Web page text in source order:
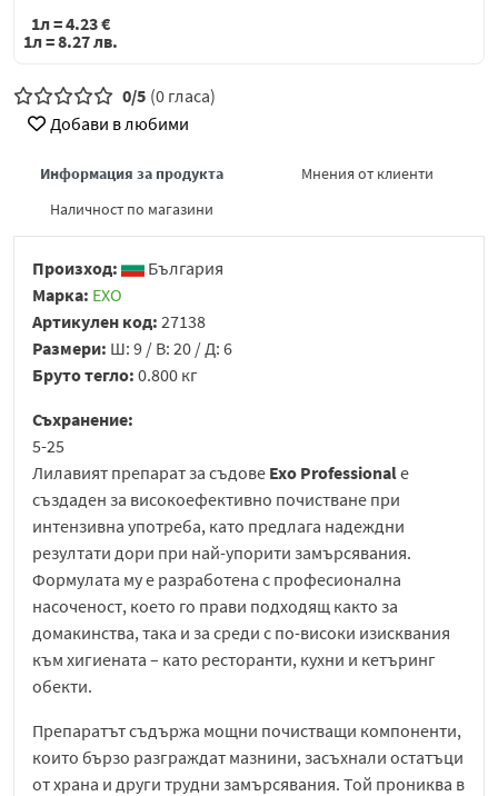
1л =4.23€
1л =8.27лв.
0/5 (0 гласа)
Добави в любими
Информация за продукта
Мнения от клиенти
Наличност по магазини
Произход:
България
Марка: ЕХО
Артикулен код: 27138
Размери: Ш: 9 / В: 20 / Д: 6
Бруто тегло: 0.800 кг
Съхранение:
5-25
Лилавият препарат за съдове Exo Professionalе
създаден за високоефективно почистване при
интензивна употреба, като предлага надеждни
резултати дори при най-упорити замърсявания.
Формулата му е разработена с професионална
насоченост, което го прави подходящ както за
домакинства, така и за среди с по-високи изисквания
към хигиената – като ресторанти, кухни и кетъринг
обекти.
Препаратът съдържа мощни почистващи компоненти,
които бързо разграждат мазнини, засъхнали остатъци
от храна и други трудни замърсявания. Той прониква в